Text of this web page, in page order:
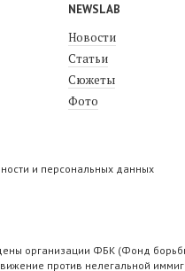
NEWSLAB
Новости
Статьи
Сюжеты
Фото
и персональных данных
организации ФБК (Фонд
против нелегальной